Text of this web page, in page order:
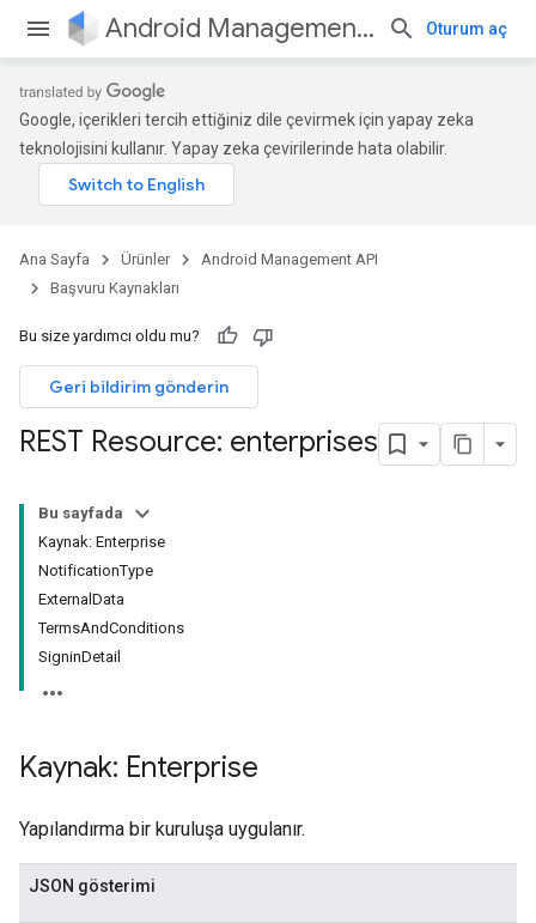
Android Management API Oturum aç
Google, içerikleri tercih ettiğiniz dile çevirmek için yapay zeka
teknolojisini kullanır. Yapay zeka çevirilerinde hata olabilir.
Ana Sayfa Ürünler
Android Management API
Başvuru Kaynakları
Bu size yardımcı oldu mu?
Geri bildirim gönderin
REST Resource: enterprises
Bu sayfada
Kaynak: Enterprise
NotificationType
ExternalData
TermsAndConditions
SigninDetail
Kaynak: Enterprise
Yapılandırma bir kuruluşa uygulanır.
JSON gösterimi